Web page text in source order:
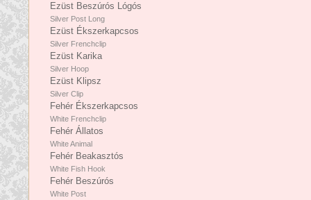
Ezüst Beszúrós Lógós
Silver Post Long
Ezüst Ékszerkapcsos
Silver Frenchclip
Ezüst Karika
Silver Hoop
Ezüst Klipsz
Silver Clip
Fehér Ékszerkapcsos
White Frenchclip
Fehér Állatos
White Animal
Fehér Beakasztós
White Fish Hook
Fehér Beszúrós
White Post